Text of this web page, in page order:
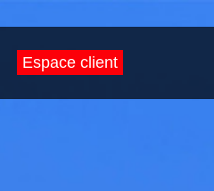
Espace client